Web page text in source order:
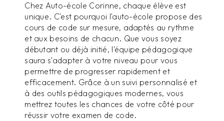
Chez Auto-école Corinne, chaque élève est
unique. C'est pourquoi l'auto-école propose des
cours de code sur mesure, adaptés au rythme
et aux besoins de chacun. Que vous soyez
débutant ou déjà initié, l'équipe pédagogique
saura s'adapter à votre niveau pour vous
permettre de progresser rapidement et
efficacement. Grâce à un suivi personnalisé et
à des outils pédagogiques modernes, vous
mettrez toutes les chances de votre côté pour
réussir votre examen de code.